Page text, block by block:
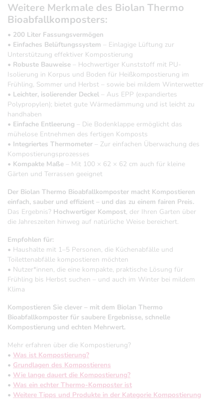
Weitere Merkmale des Biolan Thermo
Bioabfallkomposters:
• 200 Liter Fassungsvermögen
• Einfaches Belüftungssystem – Einlagige Lüftung zur
Unterstützung effektiver Kompostierung
• Robuste Bauweise – Hochwertiger Kunststoff mit PU-
Isolierung in Korpus und Boden für Heißkompostierung im
Frühling, Sommer und Herbst – sowie bei mildem Winterwetter
• Leichter, isolierender Deckel – Aus EPP (expandiertes
Polypropylen); bietet gute Wärmedämmung und ist leicht zu
handhaben
• Einfache Entleerung – Die Bodenklappe ermöglicht das
mühelose Entnehmen des fertigen Komposts
• Integriertes Thermometer – Zur einfachen Überwachung des
Kompostierungsprozesses
• Kompakte Maße – Mit 100 × 62 × 62 cm auch für kleine
Gärten und Terrassen geeignet
Der Biolan Thermo Bioabfallkomposter macht Kompostieren
einfach, sauber und effizient – und das zu einem fairen Preis.
Das Ergebnis? Hochwertiger Kompost, der Ihren Garten über
die Jahreszeiten hinweg auf natürliche Weise bereichert.
Empfohlen für:
• Haushalte mit 1–5 Personen, die Küchenabfälle und
Toilettenabfälle kompostieren möchten
• Nutzer*innen, die eine kompakte, praktische Lösung für
Frühling bis Herbst suchen – und auch im Winter bei mildem
Klima
Kompostieren Sie clever – mit dem Biolan Thermo
Bioabfallkomposter für saubere Ergebnisse, schnelle
Kompostierung und echten Mehrwert.
Mehr erfahren über die Kompostierung?
• Was ist Kompostierung?
• Grundlagen des Kompostierens
• Wie lange dauert die Kompostierung?
• Was ein echter Thermo-Komposter ist
• Weitere Tipps und Produkte in der Kategorie Kompostierung